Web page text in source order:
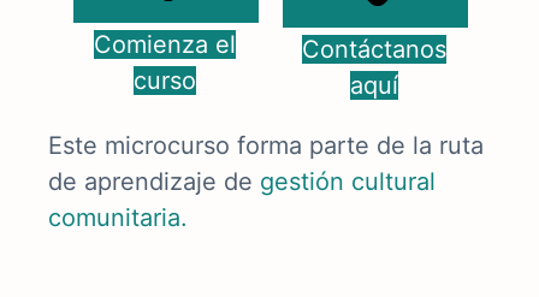
Comienza el
curso
Contáctanos
aquí
Este microcurso forma parte de la ruta
de aprendizaje de gestión cultural
comunitaria.